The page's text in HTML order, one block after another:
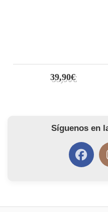
39,90€
Síguenos en